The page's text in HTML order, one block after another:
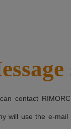
contact
will use the e-